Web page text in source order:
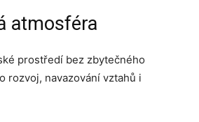
atmosféra
prostředí bez zbytečného
rozvoj, navazování vztahů i